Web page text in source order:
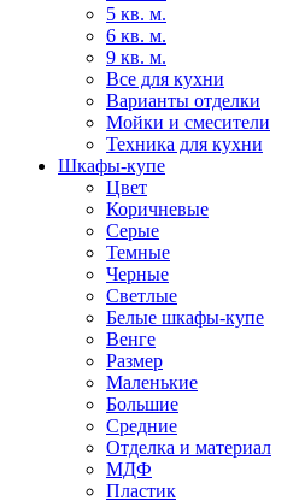
5 кв. м.
6 кв. м.
9 кв. м.
Все для кухни
Варианты отделки
Мойки и смесители
Техника для кухни
Шкафы-купе
Цвет
Коричневые
Серые
Темные
Черные
Светлые
Белые шкафы-купе
Венге
Размер
Маленькие
Большие
Средние
Отделка и материал
МДФ
Пластик